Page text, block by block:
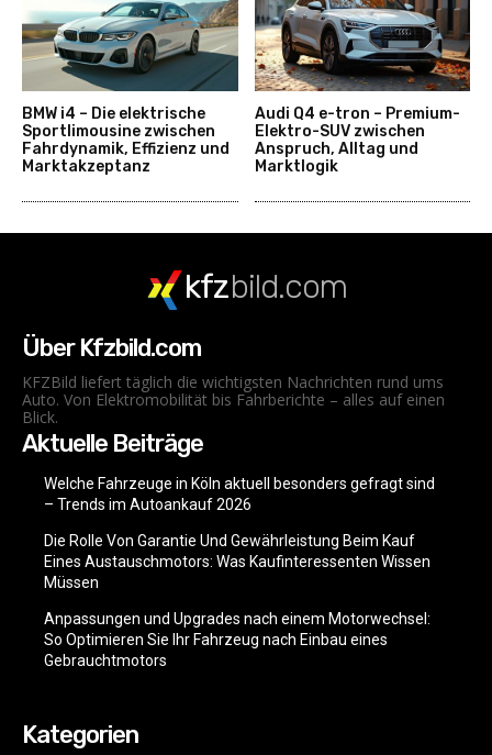
BMW i4 – Die elektrische
Sportlimousine zwischen
Fahrdynamik, Effizienz und
Marktakzeptanz
Audi Q4 e-tron – Premium-
Elektro-SUV zwischen
Anspruch, Alltag und
Marktlogik
kfzbild.com
Über Kfzbild.com
KFZBild liefert täglich die wichtigsten Nachrichten rund ums
Auto. Von Elektromobilität bis Fahrberichte – alles auf einen
Blick.
Aktuelle Beiträge
Welche Fahrzeuge in Köln aktuell besonders gefragt sind
– Trends im Autoankauf 2026
Die Rolle Von Garantie Und Gewährleistung Beim Kauf
Eines Austauschmotors: Was Kaufinteressenten Wissen
Müssen
Anpassungen und Upgrades nach einem Motorwechsel:
So Optimieren Sie Ihr Fahrzeug nach Einbau eines
Gebrauchtmotors
Kategorien